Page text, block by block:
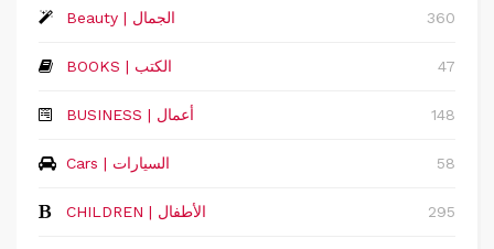
Beauty | الجمال 360
BOOKS | الكتب 47
‏BUSINESS | أعمال 148
Cars | السيارات 58
CHILDREN | الأطفال 295